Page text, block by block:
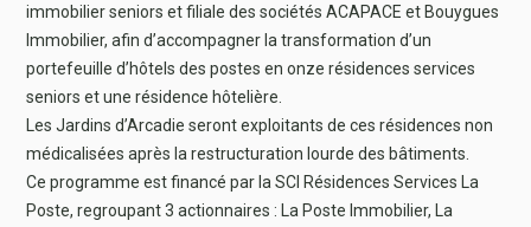
immobilier seniors et filiale des sociétés ACAPACE et Bouygues
Immobilier, afin d’accompagner la transformation d’un
portefeuille d’hôtels des postes en onze résidences services
seniors et une résidence hôtelière.
Les Jardins d’Arcadie seront exploitants de ces résidences non
médicalisées après la restructuration lourde des bâtiments.
Ce programme est financé par la SCI Résidences Services La
Poste, regroupant 3 actionnaires : La Poste Immobilier, La